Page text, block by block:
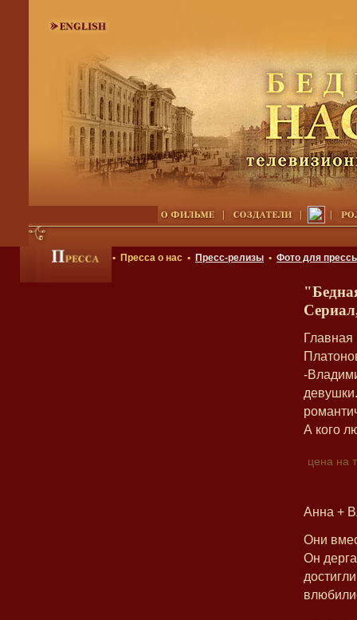
• Пресса о нас • Пресс-релизы • Фото для
-
А кого
цена на
Анна +
Они
Он